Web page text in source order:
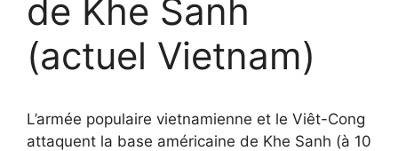
de Khe Sanh
(actuel Vietnam)
L’armée populaire vietnamienne et le Viêt-Cong
attaquent la base américaine de Khe Sanh (à 10